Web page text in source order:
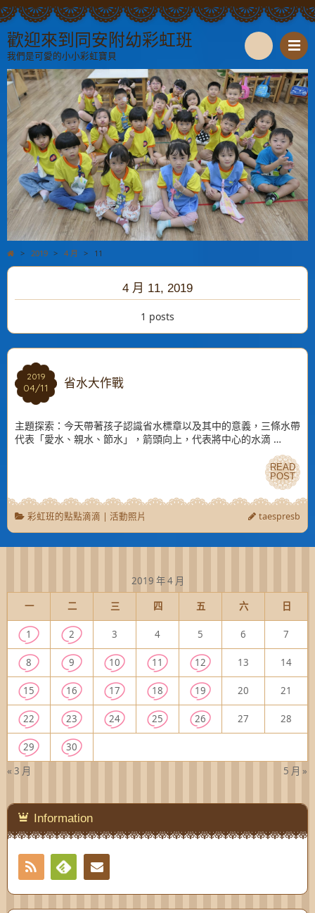
歡迎來到同安附幼彩虹班
我們是可愛的小小彩虹寶貝
S
e
a
r
c
h
> 2019 > 4 月 > 11
4 月 11, 2019
1 posts
2019
04/11
2019
04/11 省水大作戰
主題探索：今天帶著孩子認識省水標章以及其中的意義，三條水帶
代表「愛水、親水、節水」，箭頭向上，代表將中心的水滴 …
READ
POST
READ
POST
彩虹班的點點滴滴 | 活動照片 taespresb
2019 年 4 月
一
二 三 四 五 六 日
« 3 月 5 月 »
1 2 3 4 5 6 7
8 9 10 11 12 13 14
15 16 17 18 19 20 21
22 23 24 25 26 27 28
29 30
Information
RSS
Feedly